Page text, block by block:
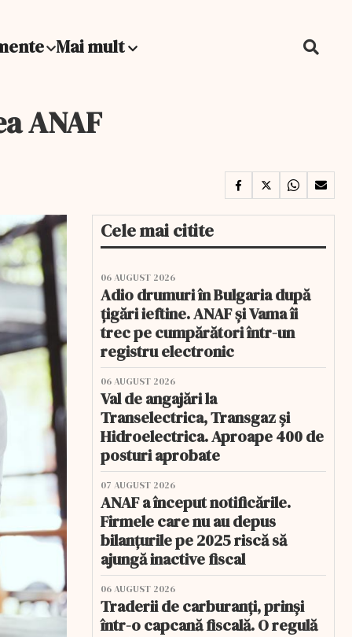
Mai mult
ANAF
Cele mai citite
06 AUGUST 2026
Adio drumuri în Bulgaria după
țigări ieftine. ANAF și Vama îi
trec pe cumpărători într-un
registru electronic
06 AUGUST 2026
Val de angajări la
Transelectrica, Transgaz și
Hidroelectrica. Aproape 400 de
posturi aprobate
07 AUGUST 2026
ANAF a început notificările.
Firmele care nu au depus
bilanțurile pe 2025 riscă să
ajungă inactive fiscal
06 AUGUST 2026
Traderii de carburanți, prinși
într-o capcană fiscală. O regulă